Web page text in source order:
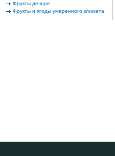
Фрукты де-юре
Фрукты и ягоды умеренного климата